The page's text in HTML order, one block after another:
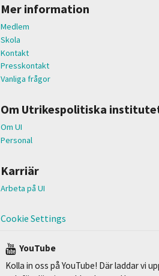
Mer information
Medlem
Skola
Kontakt
Presskontakt
Vanliga frågor
Om Utrikespolitiska
Om UI
Personal
Karriär
Arbeta på UI
Cookie Settings
YouTube
Kolla in oss på YouTube! Där laddar vi